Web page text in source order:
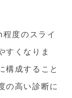
度のスライ
すくなりま
構成すること
の高い診断に